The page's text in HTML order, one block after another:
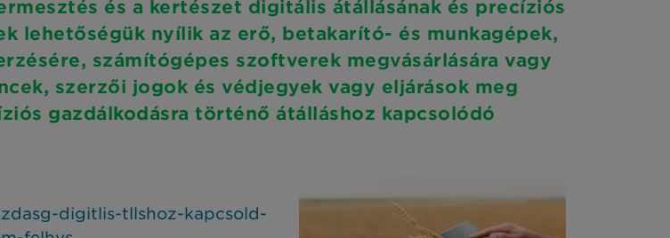
és a kertészet digitális átállásának és precíziós
lehetőségük nyílik az erő, betakarító- és munkagépek,
számítógépes szoftverek megvásárlására vagy
szerzői jogok és védjegyek vagy eljárások meg
gazdálkodásra történő átálláshoz kapcsolódó
digitlis-tllshoz-kapcsold-